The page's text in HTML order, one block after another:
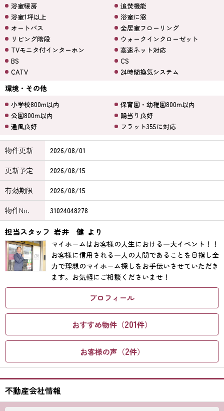
浴室暖房
追焚機能
浴室1坪以上
浴室に窓
オートバス
全居室フローリング
リビング階段
ウォークインクローゼット
TVモニタ付インターホン
高速ネット対応
BS
CS
CATV
24時間換気システム
環境・その他
小学校800m以内
保育園・幼稚園800m以内
公園800m以内
陽当り良好
通風良好
フラット35Sに対応
物件更新
2026/08/01
更新予定
2026/08/15
有効期限
2026/08/15
物件No.
31024048278
担当スタッフ 岩井 健 より
マイホームはお客様の人生における一大イベント！！
お客様に信用される一人の人間であることを目指し全
力で理想のマイホーム探しをお手伝いさせていただき
ます。お気軽にご相談くださいませ！
プロフィール
おすすめ物件（201件）
お客様の声（2件）
不動産会社情報